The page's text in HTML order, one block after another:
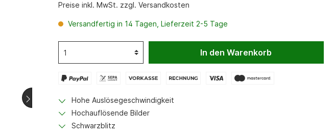
Werkzeug
Zweibeine
Munition
Büchsen Munition
Schrot Munition
Halsungen
Hundegeschirr
Handschuhe
Preise inkl. MwSt. zzgl. Versandkosten
Versandfertig in 14 Tagen, Lieferzeit 2-5 Tage
In den Warenkorb
Hohe Auslösegeschwindigkeit
Hochauflösende Bilder
Schwarzblitz